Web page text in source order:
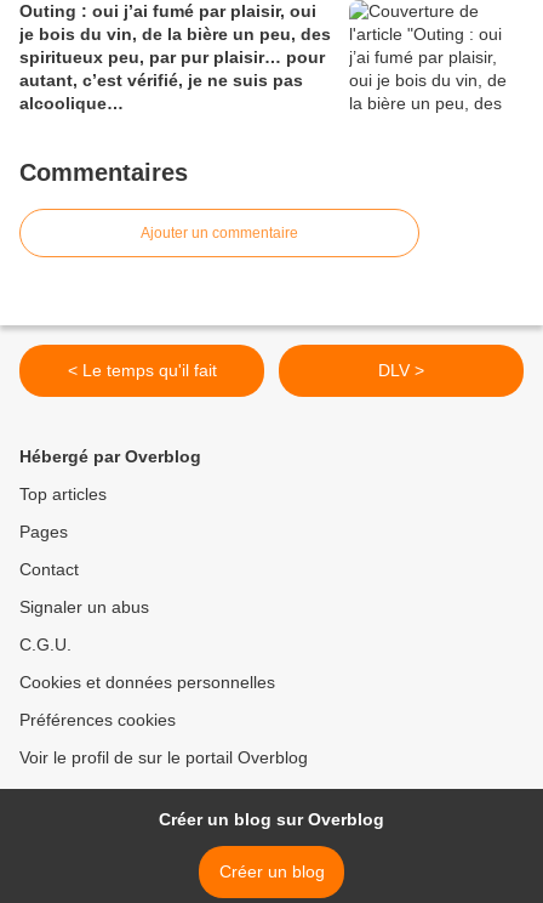
Outing : oui j’ai fumé par plaisir, oui
je bois du vin, de la bière un peu, des
spiritueux peu, par pur plaisir… pour
autant, c’est vérifié, je ne suis pas
alcoolique…
Commentaires
Ajouter un commentaire
< Le temps qu'il fait DLV >
Hébergé par Overblog
Top articles
Pages
Contact
Signaler un abus
C.G.U.
Cookies et données personnelles
Préférences cookies
Voir le profil de sur le portail Overblog
Créer un blog sur Overblog
Créer un blog